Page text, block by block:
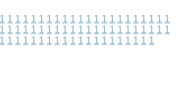
1 1 1 1 1 1 1 1 1 1 1 1 1 1 1 1 1 1 1 1 1 1
1 1 1 1 1 1 1 1 1 1 1 1 1 1 1 1 1 1 1 1 1 1
1 1 1 1 1 1 1 1 1 1 1 1 1 1 1 1 1 1 1 1